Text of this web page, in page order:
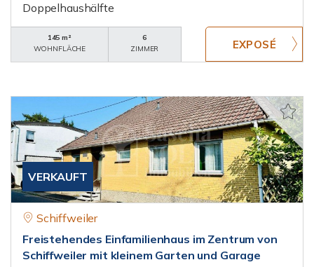
Doppelhaushälfte
145 m²
WOHNFLÄCHE
6
ZIMMER
VERKAUFT
Schiffweiler
Freistehendes Einfamilienhaus im Zentrum von
Schiffweiler mit kleinem Garten und Garage